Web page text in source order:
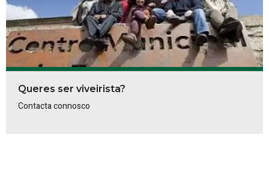
Queres ser viveirista?
Contacta connosco